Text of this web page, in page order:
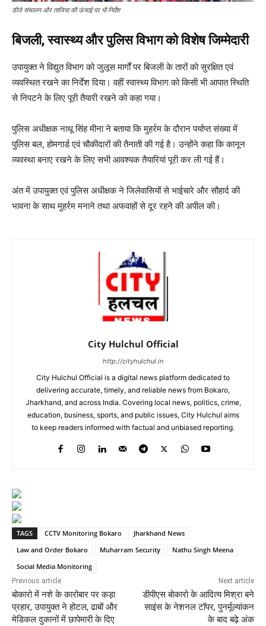
डीजे संचालन और ताजिया की ऊंचाई पर भी निर्देश
बिजली, स्वास्थ्य और पुलिस विभाग को विशेष जिम्मेदारी
उपायुक्त ने विद्युत विभाग को जुलूस मार्गों पर बिजली के तारों को सुरक्षित एवं
व्यवस्थित रखने का निर्देश दिया। वहीं स्वास्थ्य विभाग को किसी भी आपात स्थिति
से निपटने के लिए पूरी तैयारी रखने को कहा गया।
पुलिस अधीक्षक नाथू सिंह मीना ने बताया कि मुहर्रम के दौरान पर्याप्त संख्या में
पुलिस बल, होमगार्ड एवं चौकीदारों की तैनाती की गई है। उन्होंने कहा कि कानून
व्यवस्था बनाए रखने के लिए सभी आवश्यक तैयारियां पूरी कर ली गई हैं।
अंत में उपायुक्त एवं पुलिस अधीक्षक ने जिलेवासियों से भाईचारे और सौहार्द की
भावना के साथ मुहर्रम मनाने तथा अफवाहों से दूर रहने की अपील की।
City Hulchul Official
http://cityhulchul.in
City Hulchul Official is a digital news platform dedicated to
delivering accurate, timely, and reliable news from Bokaro,
Jharkhand, and across India. Covering local news, politics, crime,
education, business, sports, and public issues, City Hulchul aims
to keep readers informed with factual and unbiased reporting.
TAGS CCTV Monitoring Bokaro
Jharkhand News
Law and Order Bokaro
Muharram Security
Nathu Singh Meena
Social Media Monitoring
Previous article
बोकारो में नशे के कारोबार पर कड़ा
प्रहार, उपायुक्त ने होटल, ढाबों और
मेडिकल दुकानों में छापेमारी के दिए
Next article
डीपीएस बोकारो के आदित्य मिश्रा बने
साइंस के नेशनल टॉपर, पुनर्मूल्यांकन
के बाद बढ़े अंक